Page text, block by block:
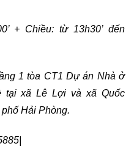
+ Chiều: từ 13h30’ đến
1 tòa CT1 Dự án Nhà ở
tại xã Lê Lợi và xã Quốc
Hải Phòng.